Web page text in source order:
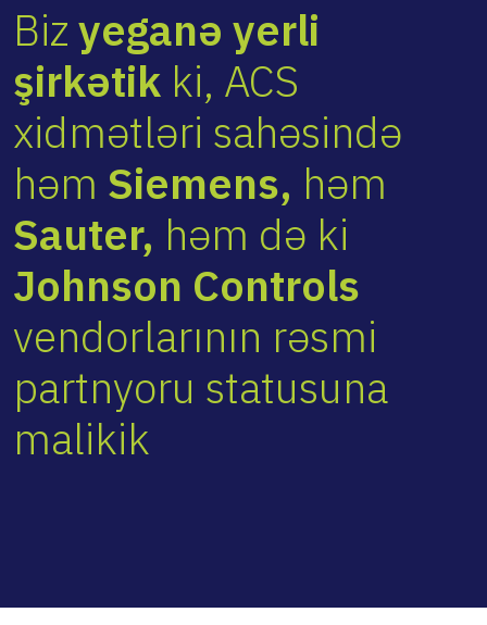
Bizyeganə yerli
şirkətik ki, ACS
xidmətləri sahəsində
həm Siemens, həm
Sauter, həm də ki
Johnson Controls
vendorlarının rəsmi
partnyoru statusuna
malikik